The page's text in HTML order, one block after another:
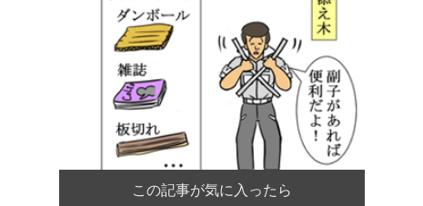
この記事が気に入ったら